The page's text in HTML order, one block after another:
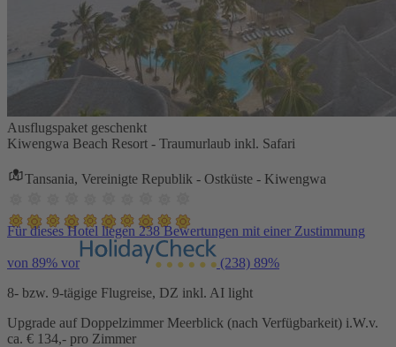
Ausflugspaket geschenkt
Kiwengwa Beach Resort - Traumurlaub inkl. Safari
Tansania, Vereinigte Republik - Ostküste - Kiwengwa
Für dieses Hotel liegen 238 Bewertungen mit einer Zustimmung
von 89% vor (238) 89%
8- bzw. 9-tägige Flugreise, DZ inkl. AI light
Upgrade auf Doppelzimmer Meerblick (nach Verfügbarkeit) i.W.v.
ca. € 134,- pro Zimmer